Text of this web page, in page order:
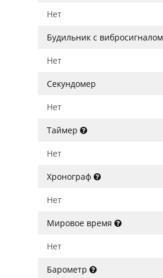
Нет
Будильник с вибросигналом
Нет
Секундомер
Нет
Таймер
Нет
Хронограф
Нет
Мировое время
Нет
Барометр